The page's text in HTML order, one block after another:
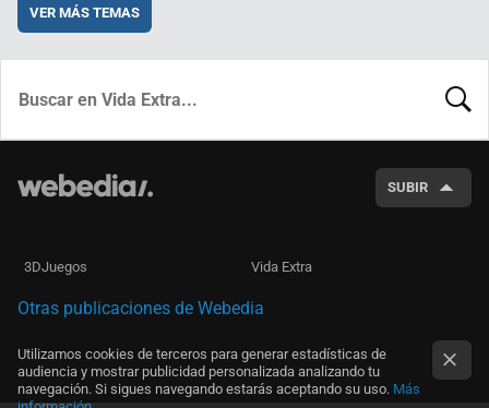
VER MÁS TEMAS
SUBIR
3DJuegos Vida Extra
Otras publicaciones de Webedia
Utilizamos cookies de terceros para generar estadísticas de
audiencia y mostrar publicidad personalizada analizando tu
navegación. Si sigues navegando estarás aceptando su uso. Más